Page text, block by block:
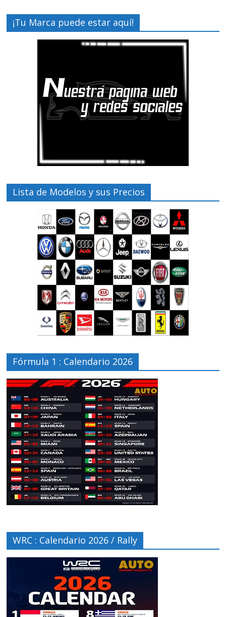
¡Tu Marca puede estar aquí!
Lista de Modelos y sus Precios
Fórmula 1 : Calendario 2026
WRC : Calendario 2026 / Rally